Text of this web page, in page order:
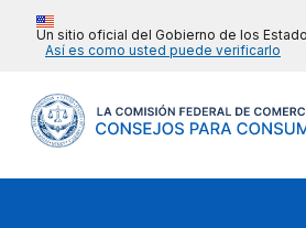
Un sitio oficial del Gobierno de los
Así es como usted puede verificarlo